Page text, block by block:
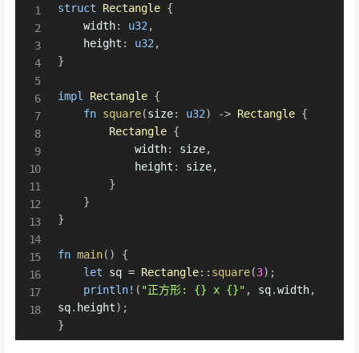
struct Rectangle {
    width
: u32 ,
    height
: u32 ,
}
impl Rectangle {
fn square(size: u32) -> Rectangle {
Rectangle {
            width
: size,
            height
: size,
}
}
}
fn main( )
{
let sq = Rectangle:: square(3) ;
println! ( "正方形: {} x {}" , sq.width,
sq. height) ;
}